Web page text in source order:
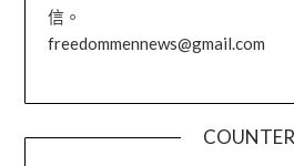
信。
freedommennews@gmail.com
COUNTER